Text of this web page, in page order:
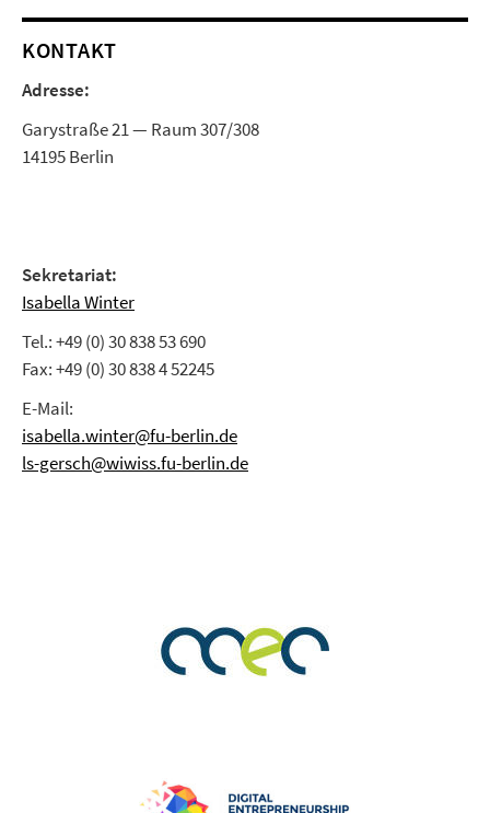
KONTAKT
Adresse:
Garystraße 21 — Raum 307/308
14195 Berlin
Sekretariat:
Isabella Winter
Tel.: +49 (0) 30 838 53 690
Fax: +49 (0) 30 838 4 52245
E-Mail:
isabella.winter@fu-berlin.de
ls-gersch@wiwiss.fu-berlin.de